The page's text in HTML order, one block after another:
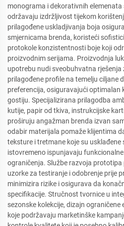
monograma i dekorativnih elemenata
održavaju izdržljivost tijekom
prilagođene uskladjivanja boja
smjernicama brenda, koristeći
protokole konzistentnosti boje koji
proizvodnim serijama. Proizvodnja
upotrebu nudi sveobuhvatna rješenja
prilagođene profile na temelju ciljane
preferencija, osiguravajući optimalan
gostiju. Specijalizirana prilagodba
kutije, papir od tkiva, instrukcijske
proširuju angažman brenda izvan
odabir materijala pomaže klijentima
teksture i tretmane koje su usklađene
istovremeno ispunjavaju
ograničenja. Službe razvoja
uzorke za testiranje i odobrenje prije
minimizira rizike i osigurava da
specifikacije. Stručnost tvornice u
sezonske kolekcije, dizajn ograničene
koje podržavaju marketinške